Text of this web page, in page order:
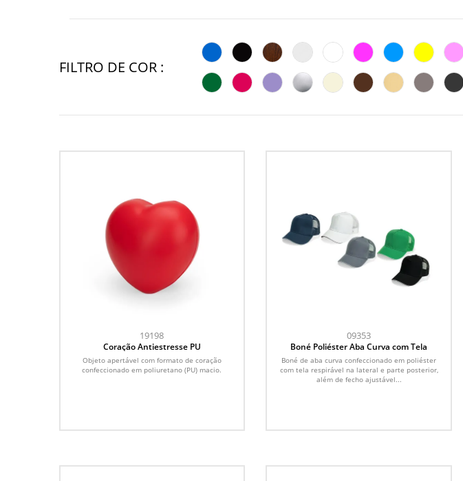
FILTRO DE COR :
19198
Coração Antiestresse PU
Objeto apertável com formato de coração
confeccionado em poliuretano (PU) macio.
09353
Boné Poliéster Aba Curva com Tela
Boné de aba curva confeccionado em poliéster
com tela respirável na lateral e parte posterior,
além de fecho ajustável...